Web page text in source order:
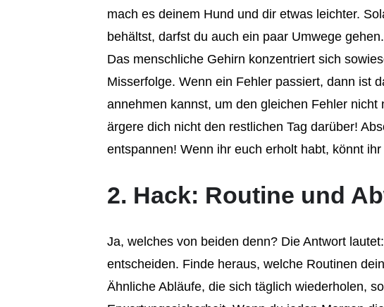
mach es deinem Hund und dir etwas leichter.
behältst, darfst du auch ein paar Umwege
Das menschliche Gehirn konzentriert sich
Misserfolge. Wenn ein Fehler passiert, dann ist
annehmen kannst, um den gleichen Fehler nicht
ärgere dich nicht den restlichen Tag darüber!
entspannen! Wenn ihr euch erholt habt, könnt
2. Hack: Routine und
Ja, welches von beiden denn? Die Antwort
entscheiden. Finde heraus, welche Routinen
Ähnliche Abläufe, die sich täglich wiederholen,